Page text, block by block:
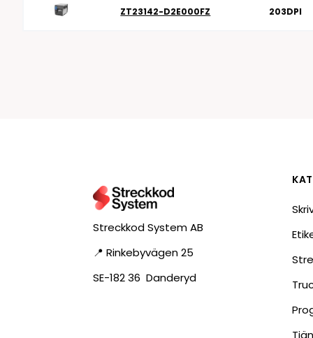
ZT23142-D2E000FZ 203DPI
Streckkod System AB
📍 Rinkebyvägen 25
SE-182 36 Danderyd